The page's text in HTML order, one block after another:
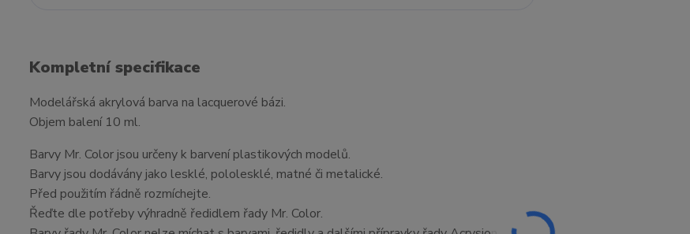
Kompletní specifikace
Modelářská akrylová barva na lacquerové bázi.
Objem balení 10 ml.
Barvy Mr. Color jsou určeny k barvení plastikových modelů.
Barvy jsou dodávány jako lesklé, pololesklé, matné či metalické.
Před použitím řádně rozmíchejte.
Řeďte dle potřeby výhradně ředidlem řady Mr. Color.